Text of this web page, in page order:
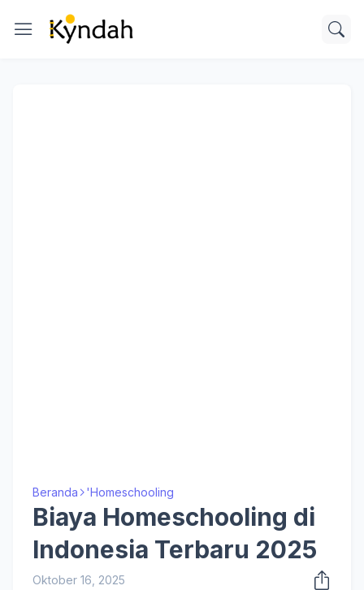
Beranda 'Homeschooling
Biaya Homeschooling di
Indonesia Terbaru 2025
Oktober 16, 2025